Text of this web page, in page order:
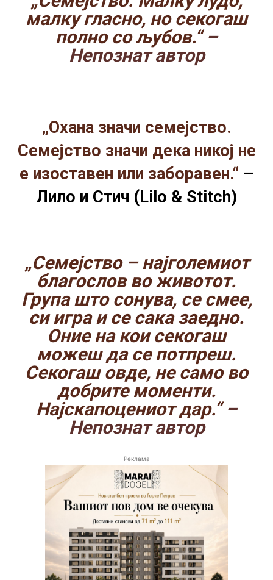
малку гласно, но секогаш
полно со љубов.“–
Непознат автор
„Охана значи семејство.
Семејство значи дека никој не
е изоставен или заборавен.“ –
Лило и Стич (Lilo & Stitch)
„Семејство – најголемиот
благослов во животот.
Група што сонува, се смее,
си игра и се сака заедно.
Оние на кои секогаш
можеш да се потпреш.
Секогаш овде, не само во
добрите моменти.
Најскапоцениот дар.“–
Непознат автор
Реклама